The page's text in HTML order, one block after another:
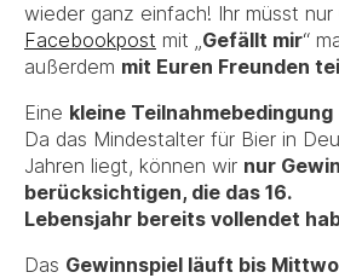
wieder ganz einfach! Ihr müsst nur
Facebookpost mit „Gefällt mir“
außerdem mit Euren Freunden
Eine kleine Teilnahmebedingung
Da das Mindestalter für Bier in
Jahren liegt, können wir nur
berücksichtigen, die das 16.
Lebensjahr bereits vollendet
Das Gewinnspiel läuft bis